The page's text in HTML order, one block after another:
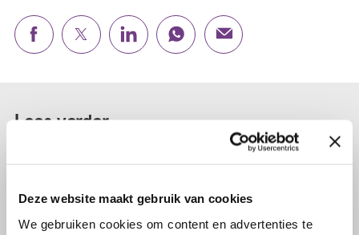
Deze website maakt gebruik van cookies
We gebruiken cookies om content en advertenties te
Lees verder...